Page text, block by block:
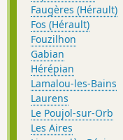
Faugères (Hérault)
Fos (Hérault)
Fouzilhon
Gabian
Hérépian
Lamalou-les-Bains
Laurens
Le Poujol-sur-Orb
Les Aires